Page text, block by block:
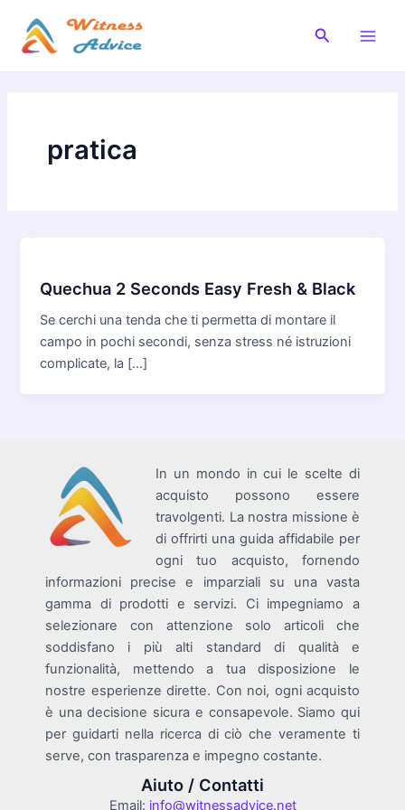
contenuto
Cerca
pratica
Quechua 2 Seconds Easy Fresh & Black
Se cerchi una tenda che ti permetta di montare il
campo in pochi secondi, senza stress né istruzioni
complicate, la […]
In un mondo in cui le scelte di
acquisto possono essere
travolgenti. La nostra missione è
di offrirti una guida affidabile per
ogni tuo acquisto, fornendo
informazioni precise e imparziali su una vasta
gamma di prodotti e servizi. Ci impegniamo a
selezionare con attenzione solo articoli che
soddisfano i più alti standard di qualità e
funzionalità, mettendo a tua disposizione le
nostre esperienze dirette. Con noi, ogni acquisto
è una decisione sicura e consapevole. Siamo qui
per guidarti nella ricerca di ciò che veramente ti
serve, con trasparenza e impegno costante.
Aiuto / Contatti
Email: info@witnessadvice.net